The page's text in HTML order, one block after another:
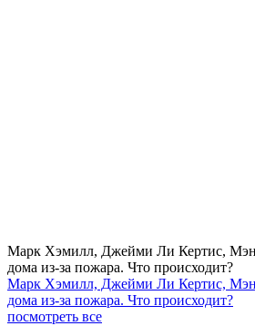
Марк Хэмилл, Джейми Ли Кертис,
дома из-за пожара. Что происходит?
Марк Хэмилл, Джейми Ли Кертис,
дома из-за пожара. Что происходит?
посмотреть все